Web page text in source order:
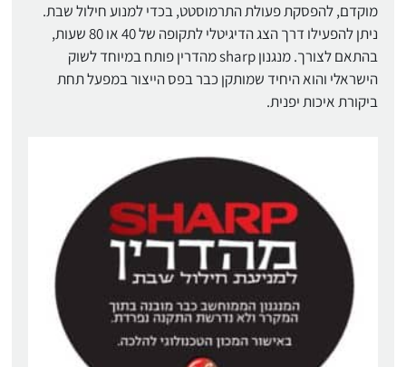
מוקדם, להפסקת פעולת התרמוסטט, בכדי למנוע חילול שבת.
ניתן להפעילו דרך הצג הדיגיטלי לתקופה של 40 או 80 שעות,
בהתאם לצורך. מנגנון sharp מהדרין פותח במיוחד לשוק
הישראלי והוא היחיד שמותקן כבר בפס הייצור במפעל תחת
ביקורת איכות יפנית.